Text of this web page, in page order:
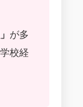
が多
校経